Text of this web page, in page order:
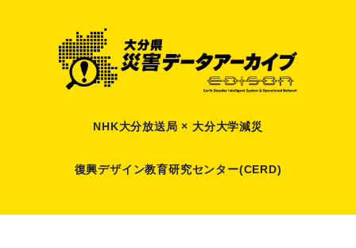
NHK大分放送局 × 大分大学減災
復興デザイン教育研究センター(CERD)